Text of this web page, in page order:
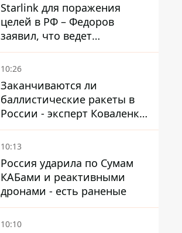
Starlink для поражения
целей в РФ – Федоров
заявил, что ведет
переговоры с Илоном
Маском
10:26
Заканчиваются ли
баллистические ракеты в
России - эксперт Коваленко
дал ответ, который вряд ли
понравится украинцам
10:13
Россия ударила по Сумам
КАБами и реактивными
дронами - есть раненые
10:10